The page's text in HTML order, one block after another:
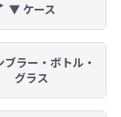
▼ ケース
ラー・ボトル・
グラス